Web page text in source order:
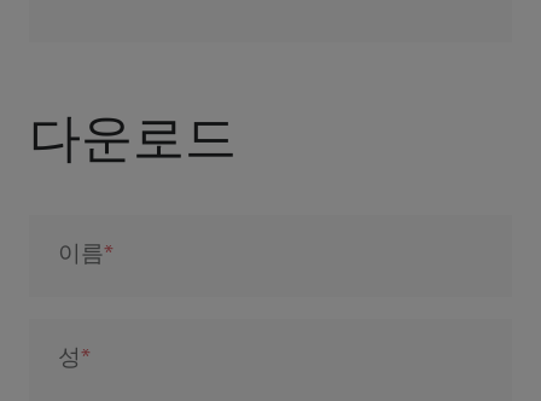
다운로드
이름
성